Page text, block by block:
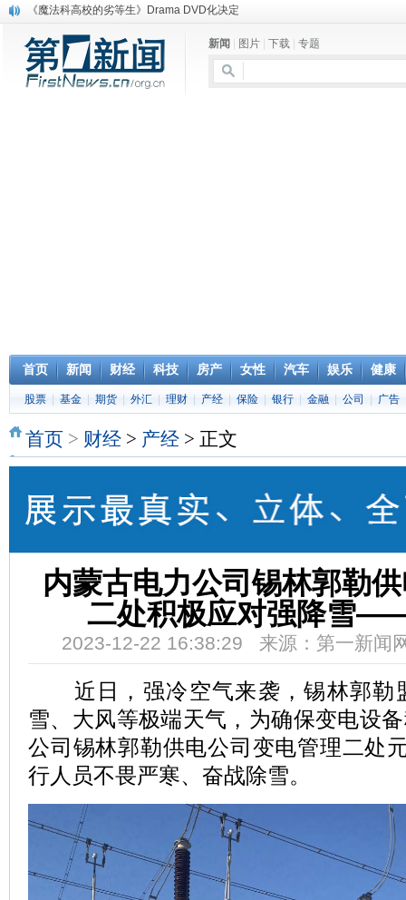
《魔法科高校的劣等生》Drama DVD化决定
消息称刘强东要求京东商城明年扭亏为盈
保健品也能吃出一身病? 康宝莱员工自揭多项家丑
煤价"跳水"电企利润"蹦高" 电煤联动亟待完善
新闻 图片 下载 专题
首页 新闻 财经 科技 房产 女性 汽车 娱乐 健康
股票 基金 期货 外汇 理财 产经 保险 银行 金融 公司 广告
首页 > 财经 > 产经 > 正文
内蒙古电力公司锡林郭勒
二处积极应对强降雪
2023-12-22 16:38:29 来源：第一新闻
近日，强冷空气来袭，锡林郭勒
雪、大风等极端天气，为确保变电设
公司锡林郭勒供电公司变电管理二处
行人员不畏严寒、奋战除雪。